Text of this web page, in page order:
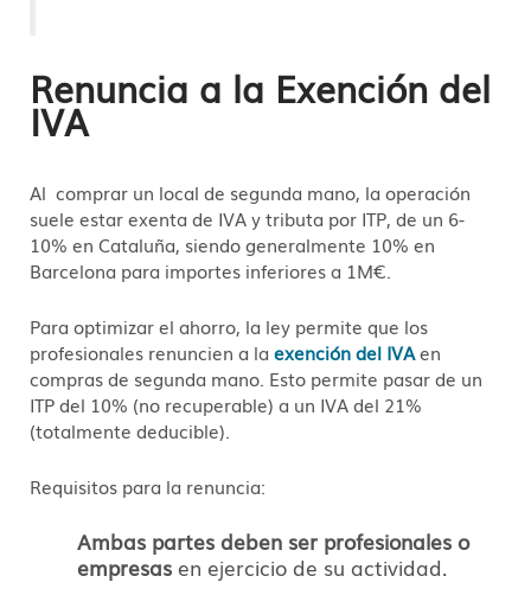
Renuncia a la Exención del
IVA
Al comprar un local de segunda mano, la operación
suele estar exenta de IVA y tributa por ITP, de un 6-
10% en Cataluña, siendo generalmente 10% en
Barcelona para importes inferiores a 1M€.
Para optimizar el ahorro, la ley permite que los
profesionales renuncien a la exención del IVAen
compras de segunda mano. Esto permite pasar de un
ITP del 10% (no recuperable) a un IVA del 21%
(totalmente deducible).
Requisitos para la renuncia:
Ambas partes deben ser profesionales o
empresas en ejercicio de su actividad.